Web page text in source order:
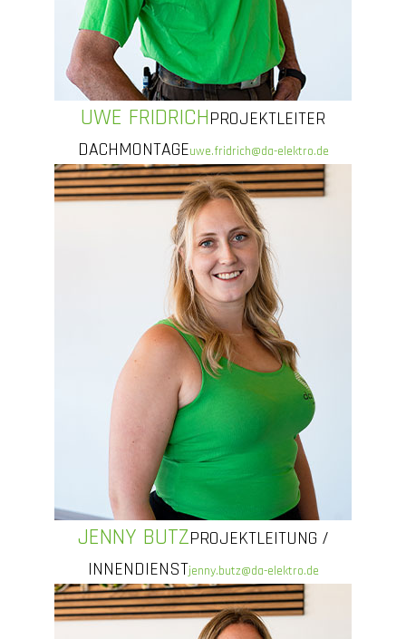
UWE FRIDRICHPROJEKTLEITER
DACHMONTAGEuwe.fridrich@da-elektro.de
JENNY BUTZPROJEKTLEITUNG /
INNENDIENSTjenny.butz@da-elektro.de